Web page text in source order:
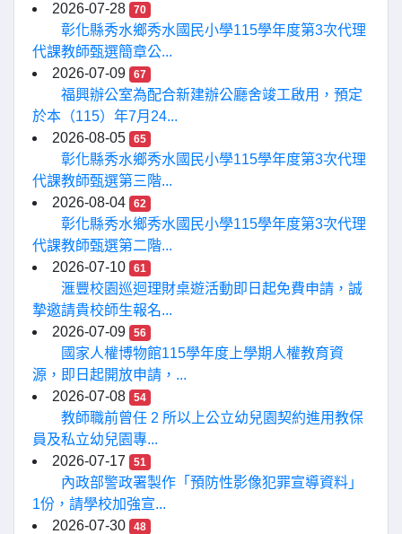
2026-07-28
70
彰化縣秀水鄉秀水國民小學115學年度第3次代理
代課教師甄選簡章公...
2026-07-09
67
福興辦公室為配合新建辦公廳舍竣工啟用，預定
於本（115）年7月24...
2026-08-05
65
彰化縣秀水鄉秀水國民小學115學年度第3次代理
代課教師甄選第三階...
2026-08-04
62
彰化縣秀水鄉秀水國民小學115學年度第3次代理
代課教師甄選第二階...
2026-07-10
61
滙豐校園巡迴理財桌遊活動即日起免費申請，誠
摯邀請貴校師生報名...
2026-07-09
56
國家人權博物館115學年度上學期人權教育資
源，即日起開放申請，...
2026-07-08
54
教師職前曾任 2 所以上公立幼兒園契約進用教保
員及私立幼兒園專...
2026-07-17
51
內政部警政署製作「預防性影像犯罪宣導資料」
1份，請學校加強宣...
2026-07-30
48